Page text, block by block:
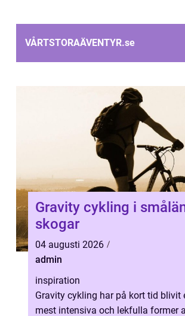
VÅRTSTORAÄVENTYR.se
Gravity cykling i
skogar
04 augusti 2026
admin
inspiration
Gravity cykling har på kort tid blivit
mest intensiva och lekfulla former